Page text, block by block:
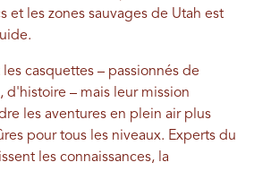
et les zones sauvages de Utah est
casquettes – passionnés de
d'histoire – mais leur mission
les aventures en plein air plus
pour tous les niveaux. Experts du
les connaissances, la